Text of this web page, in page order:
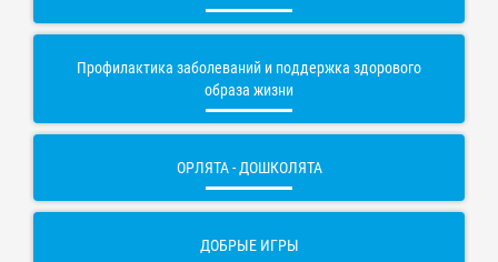
Профилактика заболеваний и поддержка здорового
образа жизни
ОРЛЯТА - ДОШКОЛЯТА
ДОБРЫЕ ИГРЫ